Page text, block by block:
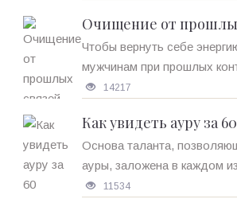
Очищение от
Чтобы вернуть себе
мужчинам при прошлых
14217
Как увидеть ауру за
Основа таланта,
ауры, заложена в каждом
11534